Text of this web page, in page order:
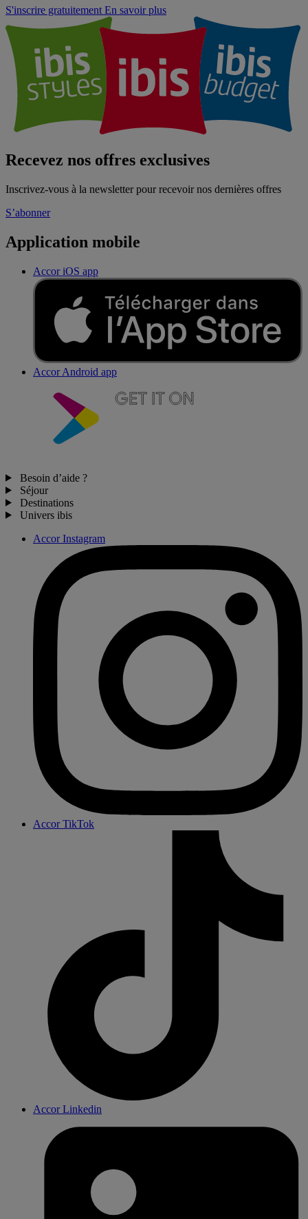
S'inscrire gratuitement En savoir plus
Recevez nos offres exclusives
Inscrivez-vous à la newsletter pour recevoir nos dernières offres
S’abonner
Application mobile
Accor iOS app
Accor Android app
Besoin d’aide ?
Séjour
Destinations
Univers ibis
Accor Instagram
Accor TikTok
Accor Linkedin